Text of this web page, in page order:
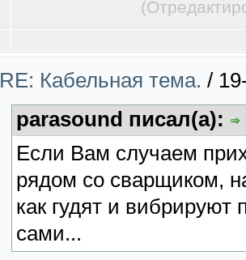
RE: Кабельная тема. /
parasound писал(а):
Если Вам случаем
рядом со сварщиком,
как гудят и
сами...